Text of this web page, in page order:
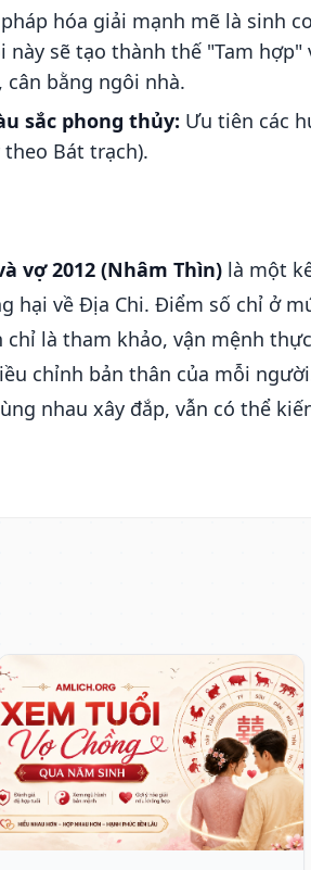
hóa giải mạnh mẽ là sinh
này sẽ tạo thành thế "Tam
cân bằng ngôi nhà.
sắc phong thủy: Ưu tiên các
Bát trạch).
vợ 2012 (Nhâm Thìn) là một
hại về Địa Chi. Điểm số chỉ ở
là tham khảo, vận mệnh
chỉnh bản thân của mỗi
nhau xây đắp, vẫn có thể